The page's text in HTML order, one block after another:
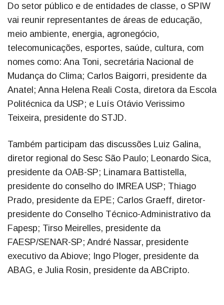
Do setor público e de entidades de classe, o SPIW
vai reunir representantes de áreas de educação,
meio ambiente, energia, agronegócio,
telecomunicações, esportes, saúde, cultura, com
nomes como: Ana Toni, secretária Nacional de
Mudança do Clima; Carlos Baigorri, presidente da
Anatel; Anna Helena Reali Costa, diretora da Escola
Politécnica da USP; e Luís Otávio Verissimo
Teixeira, presidente do STJD.
Também participam das discussões Luiz Galina,
diretor regional do Sesc São Paulo; Leonardo Sica,
presidente da OAB-SP; Linamara Battistella,
presidente do conselho do IMREA USP; Thiago
Prado, presidente da EPE; Carlos Graeff, diretor-
presidente do Conselho Técnico-Administrativo da
Fapesp; Tirso Meirelles, presidente da
FAESP/SENAR-SP; André Nassar, presidente
executivo da Abiove; Ingo Ploger, presidente da
ABAG, e Julia Rosin, presidente da ABCripto.